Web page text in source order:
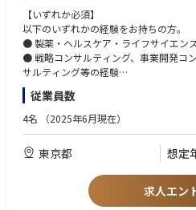
ユーザー目線を持ち、サービスをよ
がある方を歓迎します。
・自ら考え、行動できる推進力
指示を待つだけでなく、自ら課題を
を推進できる方を求めています。
【安心して働ける環境】
・ワークライフバランス
残業は月10～20時間程度と少なく、
また、リモート勤務も可能です。
・長期的なキャリア形成
ライフイベントを経ても安心して長く
・温かく真摯な社風
また、当社の中核プロジェクトである
ス側のプロダクトオーナーとして、機
た指揮・推進を担っていただきます。
将来的には、事業責任者、役員候補、
の経営そのものにも本質的に関与して
【業務内容】
1．国内外の顧客開拓・事業開発
国内外の製薬企業、バイオテック企業
のコンサルティングサービスおよびe-
ていただきます。
し、案件化まで主体的に推進していた
● 国内外の新規顧客開拓
【いずれか必須】
以下のいずれかの経験をお持ちの方。
● 製薬・ヘルスケア・ライフサイエン
● 戦略コンサルティング、事業開発コ
サルティング等の経験
【必須】
● ビジネスレベルの英語力
る方
● 売上予測、事業性評価、開発戦略、
クセス等の領域に関心・理解がある方
● 経営者に近い視点で、事業成長にコ
● 自ら学び、自ら考え、自ら動ける高い
従業員数
4名 （2025年6月現在）
東京都 想定
求人エン